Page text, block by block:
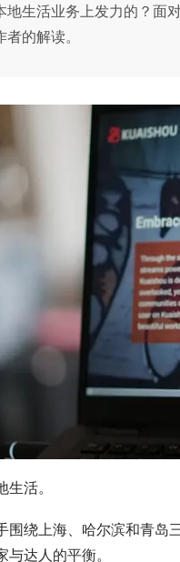
地生活业务上发力的？面
的解读。
生活。
围绕上海、哈尔滨和青岛
与达人的平衡。